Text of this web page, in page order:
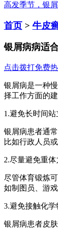
高发季节，银
首页 > 牛皮
银屑病病适
点击拨打免费
银屑病是一种
择工作方面的建
1.避免长时间
银屑病患者通
比如行政人员
2.尽量避免重体
尽管体育锻炼
如制图员、游戏
3.避免接触化学
银屑病患者皮